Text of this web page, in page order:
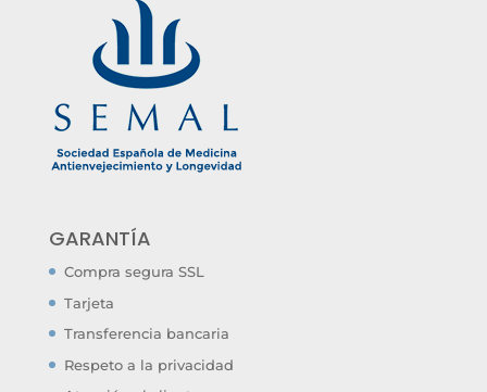
GARANTÍA
Compra segura SSL
Tarjeta
Transferencia bancaria
Respeto a la privacidad